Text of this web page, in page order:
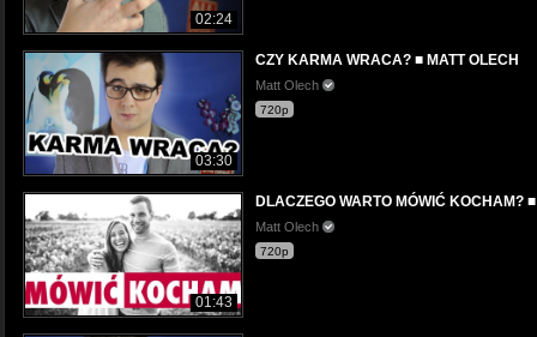
02:24
03:30
CZY KARMA WRACA? ■ MATT OLECH
Matt Olech
720p
01:43
DLACZEGO WARTO MÓWIĆ KOCHAM?
Matt Olech
720p